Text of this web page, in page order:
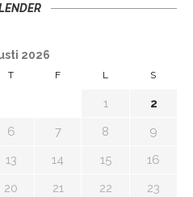
2026
T F L S
1
2
6 7 8
9
13 14 15
16
20 21 22
23